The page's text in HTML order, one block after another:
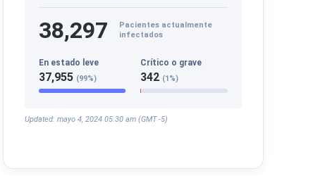
38,297
Pacientes actualmente
infectados
En estado leve
37,955 (99%)
Crítico o grave
342 (1%)
Updated: mayo 4, 2024 05:30 am (GMT -5)